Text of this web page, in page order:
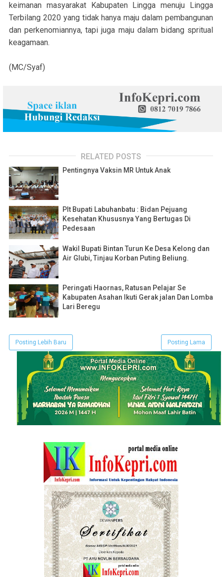
keimanan masyarakat Kabupaten Lingga menuju Lingga
Terbilang 2020 yang tidak hanya maju dalam pembangunan
dan perkenomiannya, tapi juga maju dalam bidang spritual
keagamaan.
(MC/Syaf)
RELATED POSTS
Pentingnya Vaksin MR Untuk Anak
Plt Bupati Labuhanbatu : Bidan Pejuang
Kesehatan Khususnya Yang Bertugas Di
Pedesaan
Wakil Bupati Bintan Turun Ke Desa Kelong dan
Air Glubi, Tinjau Korban Puting Beliung.
Peringati Haornas, Ratusan Pelajar Se
Kabupaten Asahan Ikuti Gerak jalan Dan Lomba
Lari Beregu
Posting Lebih Baru Posting Lama